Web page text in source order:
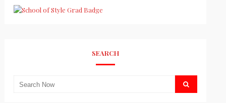
SEARCH